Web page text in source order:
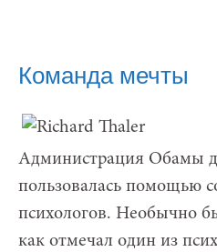
Команда мечты
Администрация Обамы
пользовалась помощью
психологов. Необычно
как отмечал один из